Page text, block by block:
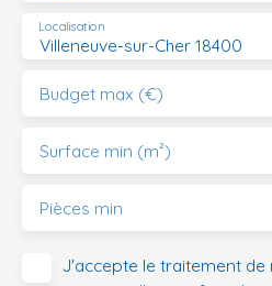
Villeneuve-sur-Cher 18400
Localisation
Budget max (€)
Surface min (m²)
Pièces min
J'accepte le traitement de